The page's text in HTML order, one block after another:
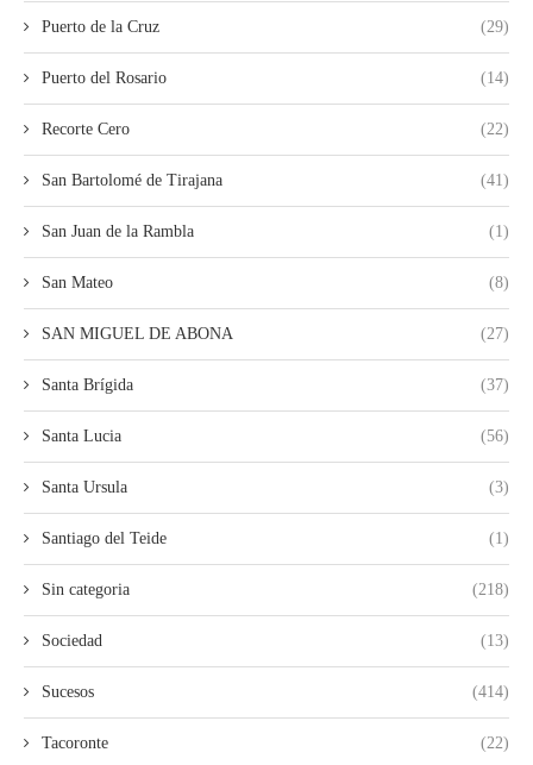
Puerto de la Cruz (29)
Puerto del Rosario (14)
Recorte Cero (22)
San Bartolomé de Tirajana (41)
San Juan de la Rambla (1)
San Mateo (8)
SAN MIGUEL DE ABONA (27)
Santa Brígida (37)
Santa Lucia (56)
Santa Ursula (3)
Santiago del Teide (1)
Sin categoria (218)
Sociedad (13)
Sucesos (414)
Tacoronte (22)